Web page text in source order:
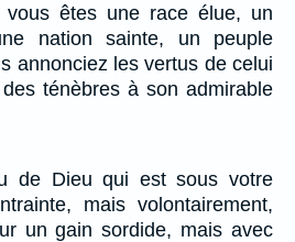
vous êtes une race élue, un
nation sainte, un peuple
annonciez les vertus de celui
ténèbres à son admirable
de Dieu qui est sous votre
mais volontairement,
un gain sordide, mais avec